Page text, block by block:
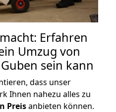
Erfahren
Umzug von
sein kann
dass unser
Ihnen nahezu alles zu
Preisanbieten können.